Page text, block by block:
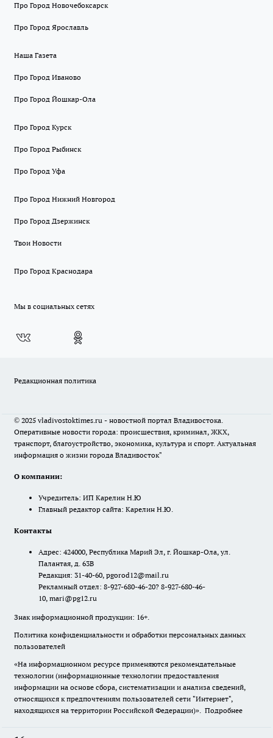
Про Город Новочебоксарск
Про Город Ярославль
Наша Газета
Про Город Иваново
Про Город Йошкар-Ола
Про Город Курск
Про Город Рыбинск
Про Город Уфа
Про Город Нижний Новгород
Про Город Дзержинск
Твои Новости
Про Город Краснодара
Мы в социальных сетях
Редакционная политика
© 2025 vladivostoktimes.ru - новостной портал Владивостока.
Оперативные новости города: происшествия, криминал, ЖКХ,
транспорт, благоустройство, экономика, культура и спорт. Актуальная
информация о жизни города Владивосток"
О компании:
Учредитель: ИП Карелин Н.Ю
Главный редактор сайта: Карелин Н.Ю.
Контакты
Адрес: 424000, Республика Марий Эл, г. Йошкар-Ола, ул.
Палантая, д. 63В
Редакция: 31-40-60, pgorod12@mail.ru
Рекламный отдел: 8-927-680-46-20? 8-927-680-46-
10, mari@pg12.ru
Знак информационной продукции: 16+.
Политика конфиденциальности и обработки персональных данных
пользователей
«На информационном ресурсе применяются рекомендательные
технологии (информационные технологии предоставления
информации на основе сбора, систематизации и анализа сведений,
относящихся к предпочтениям пользователей сети "Интернет",
находящихся на территории Российской Федерации)». Подробнее